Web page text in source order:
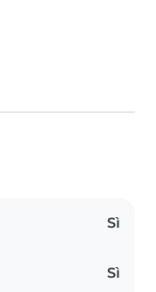
Sì
Sì